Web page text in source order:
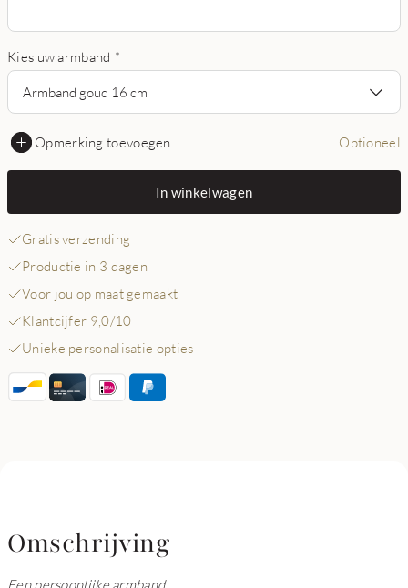
Kies uw armband *
Armband goud 16 cm
Opmerking toevoegen Optioneel
In winkelwagen
Gratis verzending
Productie in 3 dagen
Voor jou op maat gemaakt
Klantcijfer 9,0/10
Unieke personalisatie opties
Omschrijving
Een persoonlijke armband